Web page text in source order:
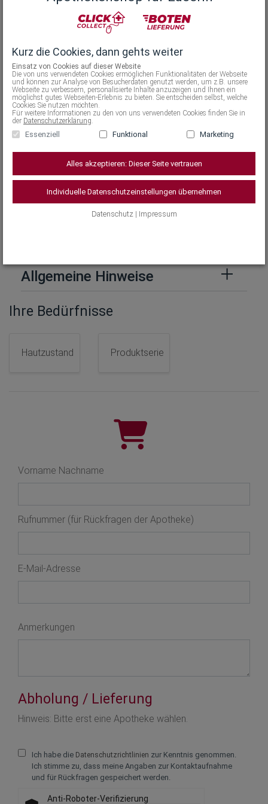
regelmäßiger Anwendung. Die Intensivpflege sollte nur
auf betroffene Hautstellen und nicht auf Wunden oder
den ganzen Körper aufgetragen werden. ■ Exfoliert
sanft ■ Geeignet bei hyperkeratotischen
Hauterkrankungen und psoriatischer Plaques ■ Auch
zur begleitenden Pflege ■ Ohne Duftstoffe Eucerin
empfiehlt: Auf trockenen, rauen, verdickten oder
schuppigen Hautstellen an Ellenbogen, Füßen, Händen
oder Knien auftragen. Nicht auf Wunden oder den
ganzen Körper auftragen. Augenkontakt vermeiden.
Nach dem Auftragen die Händewaschen oder zum
Auftragen Einmalhandschuhe anziehen.
Anwendung
Allgemeine Hinweise
Ihre Bedürfnisse
Hautzustand Produktserie
Vorname Nachname
Rufnummer (für Rückfragen der Apotheke)
E-Mail-Adresse
Anmerkungen
Abholung / Lieferung
Hinweis: Bitte erst eine Apotheke wählen.
Ich habe die Datenschutzrichtlinien zur Kenntnis genommen.
Ich stimme zu, dass meine Angaben zur Kontaktaufnahme
und für Rückfragen gespeichert werden.
Anti-Roboter-Verifizierung
Kurz die Cookies, dann gehts weiter
Einsatz von Cookies auf dieser Website
Die von uns verwendeten Cookies ermöglichen Funktionalitäten der Webseite
und können zur Analyse von Besucherdaten genutzt werden, um z.B. unsere
Webseite zu verbessern, personalisierte Inhalte anzuzeigen und Ihnen ein
möglichst gutes Webseiten-Erlebnis zu bieten. Sie entscheiden selbst, welche
Cookies Sie nutzen möchten.
Für weitere Informationen zu den von uns verwendeten Cookies finden Sie in
der Datenschutzerklärung.
Essenziell Funktional Marketing
Alles akzeptieren: Dieser Seite vertrauen
Individuelle Datenschutzeinstellungen übernehmen
Datenschutz | Impressum
Text vergrößern +
Zeichenabstand